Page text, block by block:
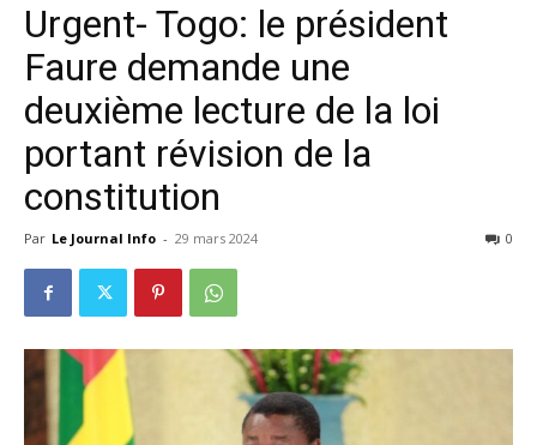
Urgent- Togo: le président
Faure demande une
deuxième lecture de la loi
portant révision de la
constitution
Par Le Journal Info - 29 mars 2024 0